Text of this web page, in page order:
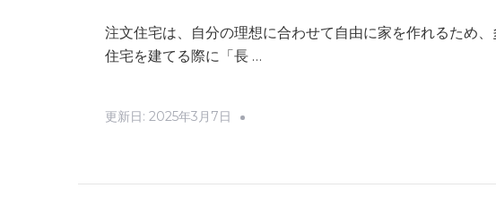
注文住宅は、自分の理想に合わせて自由に家を作れるため
住宅を建てる際に「長 …
更新日: 2025年3月7日